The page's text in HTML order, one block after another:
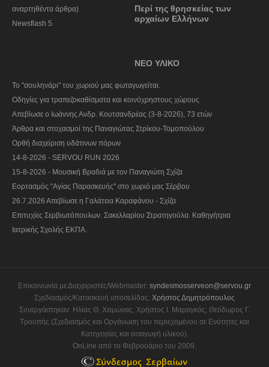
αναρτηθέντα άρθρα)
Newsflash 5
Περί της θρησκείας των
αρχαίων Ελλήνων
ΝΕΟ ΥΛΙΚΟ
To "σουληνάρι" του χωριού μας φωταγωγείται.
Οδηγίες για τραπεζοκαθίσματα και κοινόχρηστους χώρους
Απεβίωσε ο Ιωάννης Ανδρ. Κουτσανδρέας (3-8-2026), 73 ετών
Άρθρα και στοχασμοί της Παναγιώτας Στρίκου-Τομοπούλου
Ορθή διαχείριση υδάτινων πόρων
14-8-2026 - SERVOU RUN 2026
15-8-2026 - Μουσική Βραδιά με τον Παναγιώτη Σχίζα
Εορτασμός "Αγίας Παρασκευής" στο χωριό μας Σέρβου
26.7.2026 Απεβίωσε η Γαλάτεια Καραφάνου - Σχίζα
Επιτυχίες Σερβιωτόπουλων. Σακελλαρίου Στρατηγούλα. Καθηγήτρια
Ιατρικής Σχολής ΕΚΠΑ.
Επικοινωνία με Διαχειριστές/Webmaster: syndesmosserveon@servou.gr
Σχεδιασμός/Κατασκευή ιστοσελίδας: Χρήστος Δημητρόπουλος
Συνεργάστηκαν: Ηλίας Θ. Χειμώνας, Χρήστος Ι. Μαραγκός, Θεόδωρος Γ.
Τρουπής (Σχεδιασμός και Οργάνωση του περιεχομένου σε Ενότητες και
Κατηγορίες και εισαγωγή υλικού).
OnLine από το Φεβρουάριο του 2009.